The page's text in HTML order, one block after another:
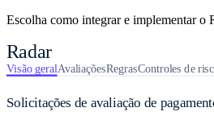
Escolha como integrar e implementar o
Radar
Visão geralAvaliaçõesRegras​Controles de
Solicitações de avaliação de